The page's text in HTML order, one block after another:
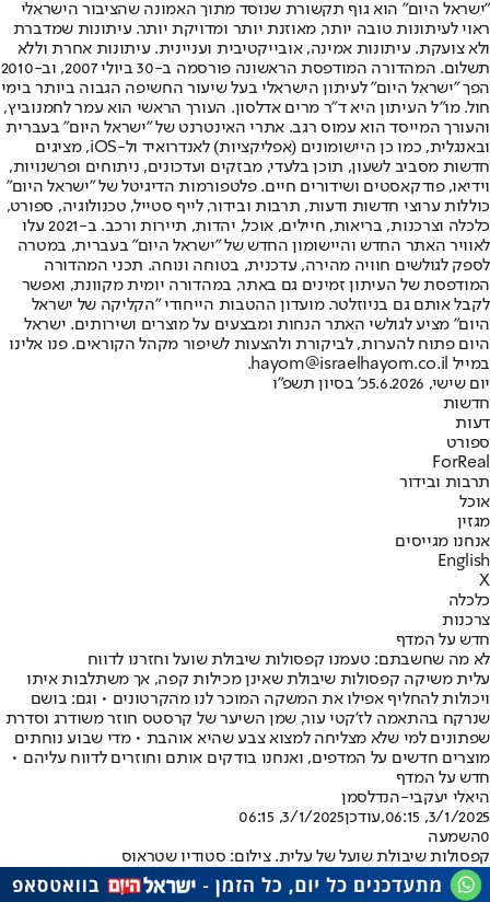
"ישראל היום" הוא גוף תקשורת שנוסד מתוך האמונה שהציבור הישראלי
ראוי לעיתונות טובה יותר, מאוזנת יותר ומדויקת יותר. עיתונות שמדברת
ולא צועקת. עיתונות אמינה, אובייקטיבית ועניינית. עיתונות אחרת וללא
תשלום. המהדורה המודפסת הראשונה פורסמה ב-30 ביולי 2007, וב-2010
הפך "ישראל היום" לעיתון הישראלי בעל שיעור החשיפה הגבוה ביותר בימי
חול. מו"ל העיתון היא ד"ר מרים אדלסון. העורך הראשי הוא עמר לחמנוביץ,
והעורך המייסד הוא עמוס רגב. אתרי האינטרנט של "ישראל היום" בעברית
ובאנגלית, כמו כן היישומונים (אפליקציות) לאנדרואיד ול-iOS, מציגים
חדשות מסביב לשעון, תוכן בלעדי, מבזקים ועדכונים, ניתוחים ופרשנויות,
וידיאו, פודקאסטים ושידורים חיים. פלטפורמות הדיגיטל של "ישראל היום"
כוללות ערוצי חדשות ודעות, תרבות ובידור, לייף סטייל, טכנולוגיה, ספורט,
כלכלה וצרכנות, בריאות, חיילים, אוכל, יהדות, תיירות ורכב. ב-2021 עלו
לאוויר האתר החדש והיישומון החדש של "ישראל היום" בעברית, במטרה
לספק לגולשים חוויה מהירה, עדכנית, בטוחה ונוחה. תכני המהדורה
המודפסת של העיתון זמינים גם באתר, במהדורה יומית מקוונת, ואפשר
לקבל אותם גם בניוזלטר. מועדון ההטבות הייחודי "הקליקה של ישראל
היום" מציע לגולשי האתר הנחות ומבצעים על מוצרים ושירותים. ישראל
היום פתוח להערות, לביקורת ולהצעות לשיפור מקהל הקוראים. פנו אלינו
במייל hayom@israelhayom.co.il.
יום שישי, 5.6.2026
כ' בסיון תשפ"ו
חדשות
דעות
ספורט
ForReal
תרבות ובידור
אוכל
מגזין
אנחנו מגייסים
English
X
כלכלה
צרכנות
חדש על המדף
לא מה שחשבתם: טעמנו קפסולות שיבולת שועל וחזרנו לדווח
עלית משיקה קפסולות שיבולת שאינן מכילות קפה, אך משתלבות איתו
ויכולות להחליף אפילו את המשקה המוכר לנו מהקרטונים • וגם: בושם
שנרקח בהתאמה לז'קטי עור, שמן השיער של קרסטס חוזר משודרג וסדרת
שפתונים למי שלא מצליחה למצוא צבע שהיא אוהבת • מדי שבוע נוחתים
מוצרים חדשים על המדפים, ואנחנו בודקים אותם וחוזרים לדווח עליהם •
חדש על המדף
היאלי יעקבי-הנדלסמן
3/1/2025, 06:15
,עודכן3/1/2025, 06:15
0השמעה
קפסולות שיבולת שועל של עלית. צילום: סטודיו שטראוס